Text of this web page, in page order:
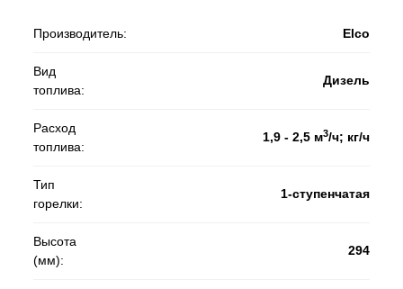
Производитель: Elco
Вид
топлива:
Дизель
Расход
топлива:
1,9 - 2,5 м3/ч; кг/ч
Тип
горелки:
1-ступенчатая
Высота
(мм):
294